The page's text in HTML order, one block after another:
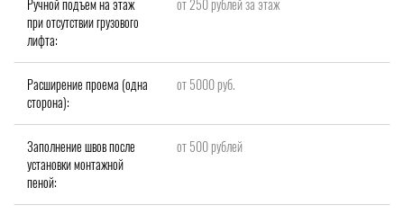
Ручной подъем на этаж
при отсутствии грузового
лифта:
от 250 рублей за этаж
Расширение проема (одна
сторона):
от 5000 руб.
Заполнение швов после
установки монтажной
пеной:
от 500 рублей